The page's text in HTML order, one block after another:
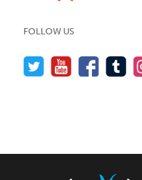
FOLLOW US